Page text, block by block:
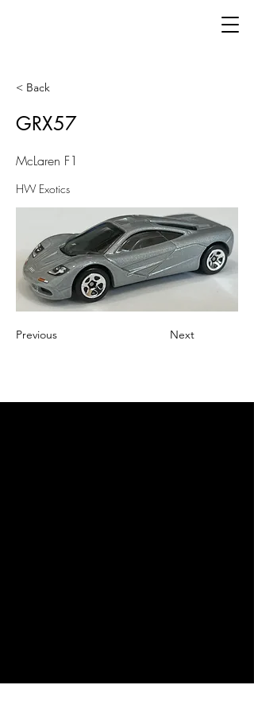
< Back
GRX57
McLaren F1
HW Exotics
Previous Next